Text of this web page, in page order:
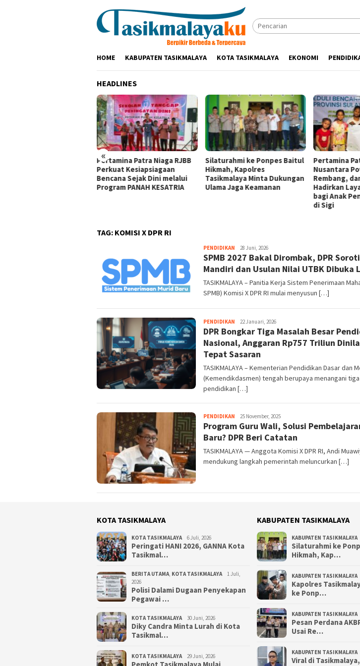
HOME KABUPATEN TASIKMALAYA KOTA TASIKMALAYA EKONOMI
HEADLINES
«
Pertamina Patra Niaga RJBB
Perkuat Kesiapsiagaan
Bencana Sejak Dini melalui
Program PANAH KESATRIA
Silaturahmi ke Ponpes Baitul
Hikmah, Kapolres
Tasikmalaya Minta Dukungan
Ulama Jaga Keamanan
Pertamina
Nusantara
Rembang,
Hadirkan
bagi Anak
di Sigi
TAG: KOMISI X DPR RI
PENDIDIKAN Tim
Redaksi
28 Juni, 2026
SPMB 2027 Bakal Dirombak, DPR
Mandiri dan Usulan Nilai UTBK Dibuka
TASIKMALAYA – Panitia Kerja Sistem Penerimaan
SPMB) Komisi X DPR RI mulai menyusun […]
PENDIDIKAN Tim
Redaksi
22 Januari, 2026
DPR Bongkar Tiga Masalah Besar
Nasional, Anggaran Rp757 Triliun
Tepat Sasaran
TASIKMALAYA – Kementerian Pendidikan Dasar dan
(Kemendikdasmen) tengah berupaya menangani
pendidikan […]
PENDIDIKAN Tim
Redaksi
25 November, 2025
Program Guru Wali, Solusi
Baru? DPR Beri Catatan
TASIKMALAYA — Anggota Komisi X DPR RI, Andi
mendukung langkah pemerintah meluncurkan […]
KOTA TASIKMALAYA
KOTA TASIKMALAYA 6 Juli, 2026
Peringati HANI 2026, GANNA Kota
Tasikmal…
BERITA UTAMA, KOTA TASIKMALAYA
1 Juli,
2026
Polisi Dalami Dugaan Penyekapan
Pegawai …
KOTA TASIKMALAYA 30 Juni, 2026
Diky Candra Minta Lurah di Kota
Tasikmal…
KOTA TASIKMALAYA 29 Juni, 2026
KABUPATEN TASIKMALAYA
KABUPATEN TASIKMALAYA
Silaturahmi ke
Hikmah, Kap…
KABUPATEN TASIKMALAYA
Kapolres
ke Ponp…
KABUPATEN TASIKMALAYA
Pesan Perdana
Usai Re…
KABUPATEN TASIKMALAYA
Viral di